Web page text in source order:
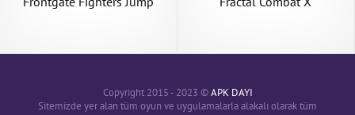
Copyright 2015 - 2023 ©APK DAYI
Sitemizde yer alan tüm oyun ve uygulamalarla alakalı olarak tüm